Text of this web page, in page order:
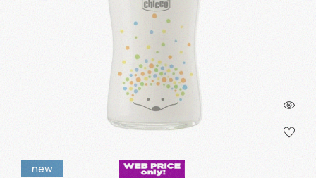
new